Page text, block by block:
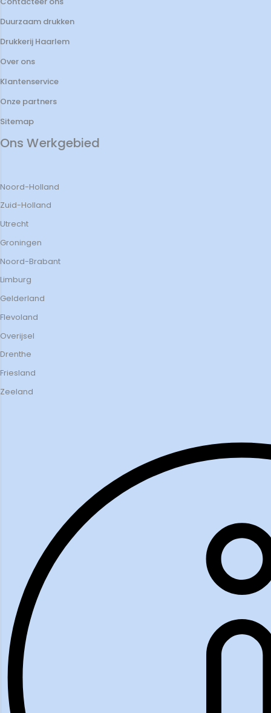
Duurzaam drukken
Drukkerij Haarlem
Over ons
Klantenservice
Onze partners
Sitemap
Ons Werkgebied
Noord-Holland
Zuid-Holland
Utrecht
Groningen
Noord-Brabant
Limburg
Gelderland
Flevoland
Overijsel
Drenthe
Friesland
Zeeland